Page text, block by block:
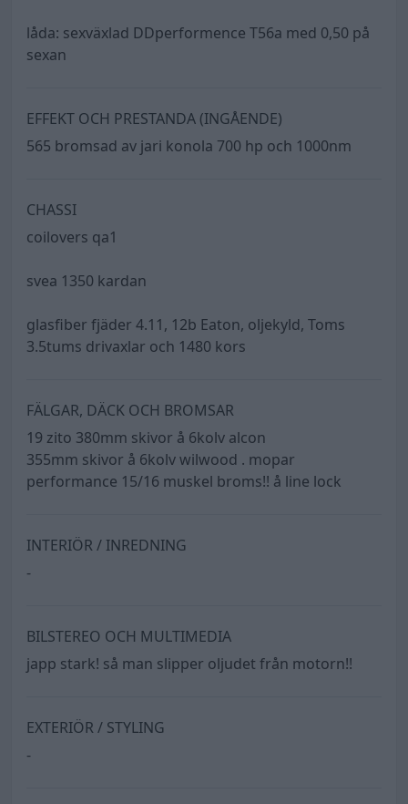
låda: sexväxlad DDperformence T56a med 0,50 på
sexan
EFFEKT OCH PRESTANDA (INGÅENDE)
565 bromsad av jari konola 700 hp och 1000nm
CHASSI
coilovers qa1
svea 1350 kardan
glasfiber fjäder 4.11, 12b Eaton, oljekyld, Toms
3.5tums drivaxlar och 1480 kors
FÄLGAR, DÄCK OCH BROMSAR
19 zito 380mm skivor å 6kolv alcon
355mm skivor å 6kolv wilwood . mopar
performance 15/16 muskel broms!! å line lock
INTERIÖR / INREDNING
-
BILSTEREO OCH MULTIMEDIA
japp stark! så man slipper oljudet från motorn!!
EXTERIÖR / STYLING
-